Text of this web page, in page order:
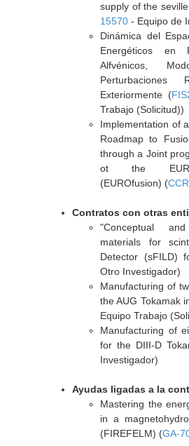
supply of the
15570- Equipo de
Dinámica del
Energéticos en
Alfvénicos,
Perturbaciones
Exteriormente (
Trabajo (Solicitud))
Implementation of
Roadmap to
through a Joint
ot the
(EUROfusion) (
Contratos con otras
"Conceptual
materials for
Detector (sFILD)
Otro Investigador)
Manufacturing of
the AUG Tokamak
Equipo Trabajo
Manufacturing of
for the DIII-D
Investigador)
Ayudas ligadas a la
Mastering the
in a
(FIREFELM) (GA-